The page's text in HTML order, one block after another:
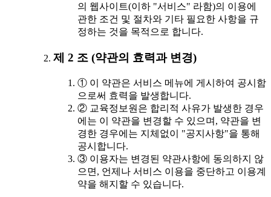
의 웹사이트(이하 "서비스" 라함)의 이용에
관한 조건 및 절차와 기타 필요한 사항을 규
정하는 것을 목적으로 합니다.
제 2 조 (약관의 효력과 변경)
① 이 약관은 서비스 메뉴에 게시하여 공시함
으로써 효력을 발생합니다.
② 교육정보원은 합리적 사유가 발생한 경우
에는 이 약관을 변경할 수 있으며, 약관을 변
경한 경우에는 지체없이 "공지사항"을 통해
공시합니다.
③ 이용자는 변경된 약관사항에 동의하지 않
으면, 언제나 서비스 이용을 중단하고 이용계
약을 해지할 수 있습니다.